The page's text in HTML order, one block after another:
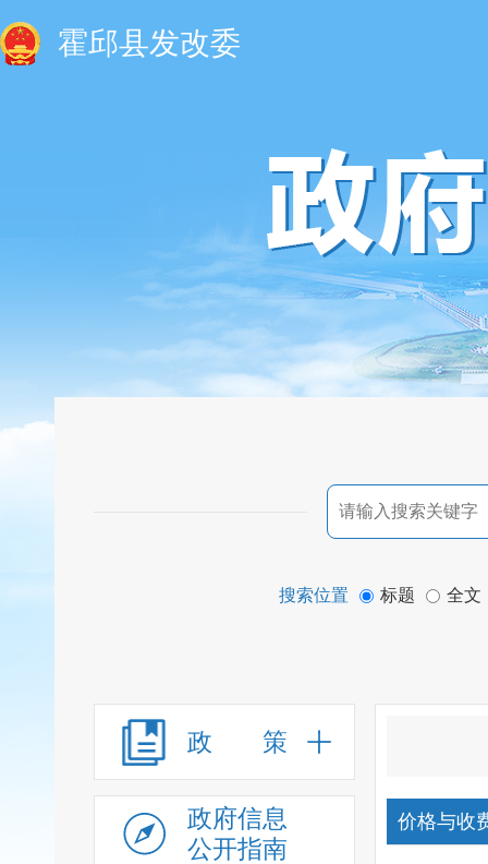
霍邱县发改委
搜索位置 标题 全文
政 策
政府信息
公开指南
价格与收